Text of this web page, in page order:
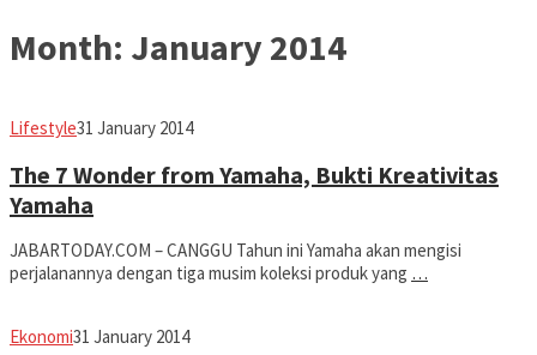
Month: January 2014
LifestyleJabar
31 January 2014
The 7 Wonder from Yamaha, Bukti Kreativitas
Yamaha
JABARTODAY.COM – CANGGU Tahun ini Yamaha akan mengisi
perjalanannya dengan tiga musim koleksi produk yang …
EkonomiJabar
31 January 2014